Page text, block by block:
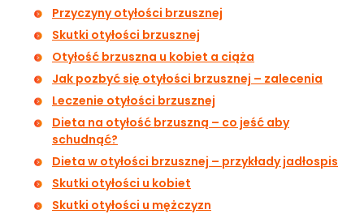
Przyczyny otyłości brzusznej
Skutki otyłości brzusznej
Otyłość brzuszna u kobiet a ciąża
Jak pozbyć się otyłości brzusznej – zalecenia
Leczenie otyłości brzusznej
Dieta na otyłość brzuszną – co jeść aby
schudnąć?
Dieta w otyłości brzusznej – przykłady jadłospis
Skutki otyłości u kobiet
Skutki otyłości u mężczyzn